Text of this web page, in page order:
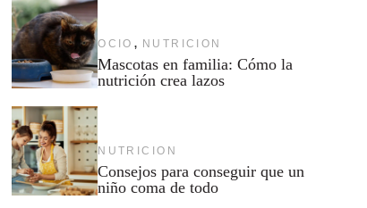
OCIO , NUTRICION
Mascotas en familia: Cómo la
nutrición crea lazos
NUTRICION
Consejos para conseguir que un
niño coma de todo